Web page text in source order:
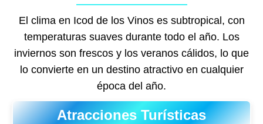
El clima en Icod de los Vinos es subtropical, con
temperaturas suaves durante todo el año. Los
inviernos son frescos y los veranos cálidos, lo que
lo convierte en un destino atractivo en cualquier
época del año.
Atracciones Turísticas